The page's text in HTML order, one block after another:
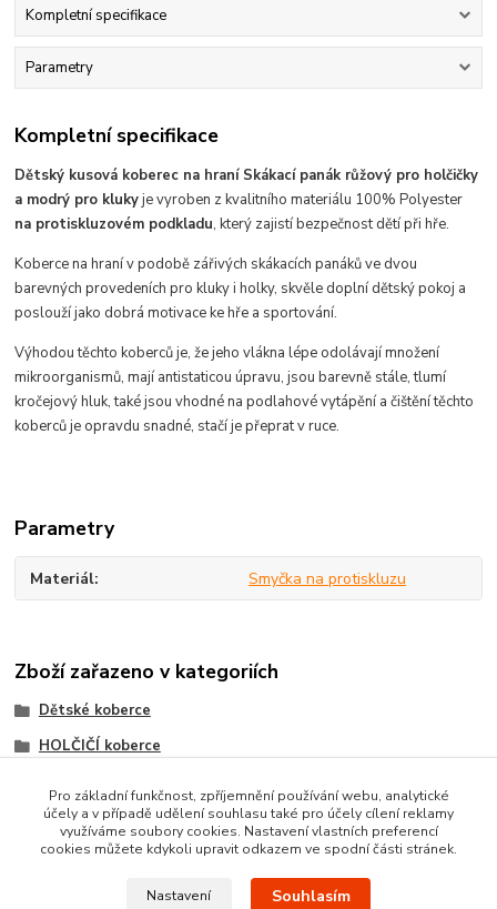
Kompletní specifikace
Parametry
Kompletní specifikace
Dětský kusová koberec na hraní Skákací panák růžový pro holčičky
a modrý pro klukyje vyroben z kvalitního materiálu 100% Polyester
na protiskluzovém podkladu, který zajistí bezpečnost dětí při hře.
Koberce na hraní v podobě zářivých skákacích panáků ve dvou
barevných provedeních pro kluky i holky, skvěle doplní dětský pokoj a
poslouží jako dobrá motivace ke hře a sportování.
Výhodou těchto koberců je, že jeho vlákna lépe odolávají množení
mikroorganismů, mají antistaticou úpravu, jsou barevně stále, tlumí
kročejový hluk, také jsou vhodné na podlahové vytápěnía čištění těchto
kobercůje opravdu snadné, stačí jepřeprat v ruce.
Parametry
Materiál Smyčka na protiskluzu
Zboží zařazeno v kategoriích
Dětské koberce
HOLČIČÍ koberce
Koberce na Hraní
Pro základní funkčnost, zpříjemnění používání webu, analytické
účely a v případě udělení souhlasu také pro účely cílení reklamy
využíváme soubory cookies. Nastavení vlastních preferencí
cookies můžete kdykoli upravit odkazem ve spodní části stránek.
Nastavení Souhlasím